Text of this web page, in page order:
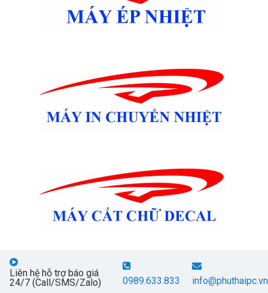
Liên hệ hỗ trợ báo giá
24/7 (Call/SMS/Zalo)
0989.633.833 info@phuthaipc.vn